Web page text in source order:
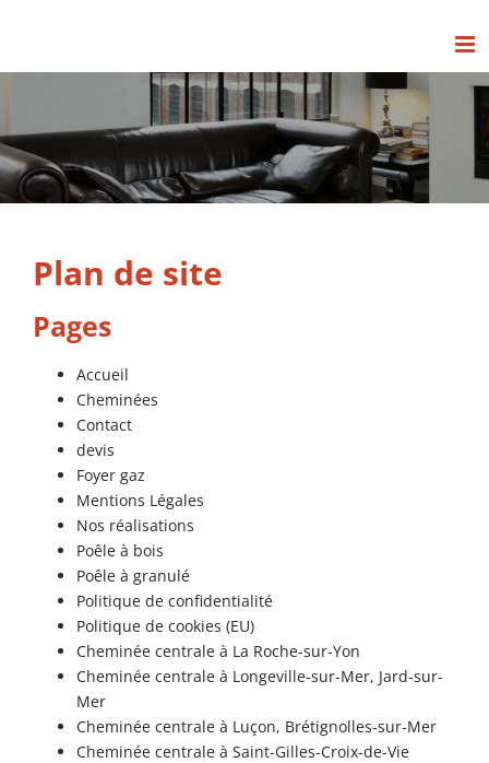
Plan de site
Pages
Accueil
Cheminées
Contact
devis
Foyer gaz
Mentions Légales
Nos réalisations
Poêle à bois
Poêle à granulé
Politique de confidentialité
Politique de cookies (EU)
Cheminée centrale à La Roche-sur-Yon
Cheminée centrale à Longeville-sur-Mer, Jard-sur-
Mer
Cheminée centrale à Luçon, Brétignolles-sur-Mer
Cheminée centrale à Saint-Gilles-Croix-de-Vie